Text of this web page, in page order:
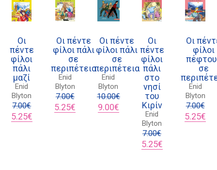
Οι
πέντε
φίλοι
πάλι
μαζί
Enid
Blyton
7.00€
Original
price
5.25€Η
τρέχουσα
Οι πέντε
φίλοι πάλι
σε
περιπέτεια
Enid
Blyton
7.00€
Original
price
5.25€
τρέχουσα
Οι πέντε
φίλοι πάλι
σε
περιπέτεια
Enid
Blyton
10.00€
Original
price
9.00€Η
τρέχουσα
Οι
πέντε
φίλοι
πάλι
στο
νησί
του
Κιρίν
Enid
Blyton
7.00€
Original
price
5.25€Η
τρέχουσα
Οι
φίλοι
σε
Enid
Blyton
7.00€
Original
price
5.25€